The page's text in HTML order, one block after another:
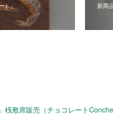
」 新商
敷席販売（チョコレートConche